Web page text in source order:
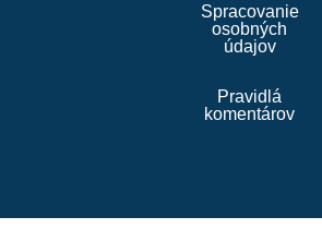
Spracovanie
osobných
údajov
Pravidlá
komentárov